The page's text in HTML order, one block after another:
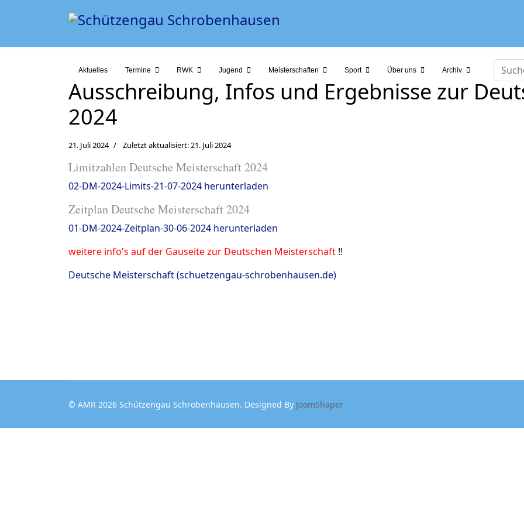
Aktuelles Termine RWK Jugend Meisterschaften Sport Über uns Archiv
Ausschreibung, Infos und Ergebnisse zur
2024
21. Juli 2024 Zuletzt aktualisiert: 21. Juli 2024
Limitzahlen Deutsche Meisterschaft 2024
02-DM-2024-Limits-21-07-2024 herunterladen
Zeitplan Deutsche Meisterschaft 2024
01-DM-2024-Zeitplan-30-06-2024 herunterladen
weitere info's auf der Gauseite zur Deutschen Meisterschaft !!
Deutsche Meisterschaft (schuetzengau-schrobenhausen.de)
© AMR 2026 Schützengau Schrobenhausen. Designed By JoomShaper